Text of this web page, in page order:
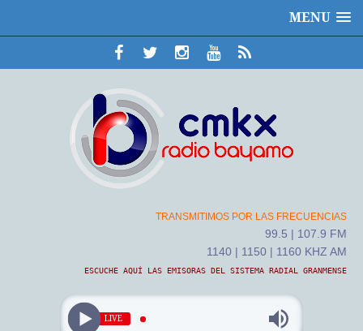
MENU
TRANSMITIMOS POR LAS FRECUENCIAS
99.5 | 107.9 FM
1140 | 1150 | 1160 KHZ AM
ESCUCHE AQUÍ LAS EMISORAS DEL SISTEMA RADIAL GRANMENSE
LIVE